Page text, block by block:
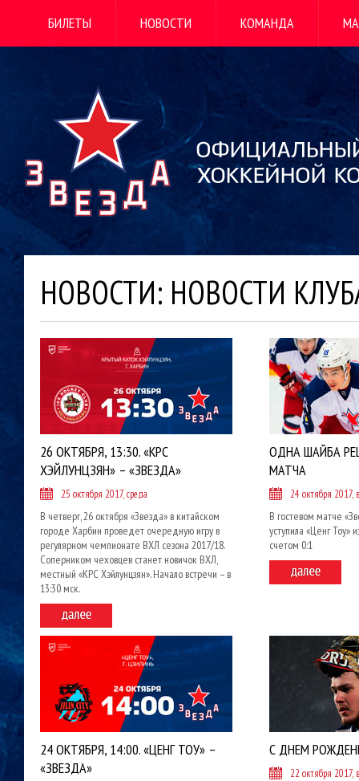
БИЛЕТЫ НОВОСТИ КОМАНДА
НОВОСТИ: НОВОСТИ
26 ОКТЯБРЯ, 13:30. «КРС
ХЭЙЛУНЦЗЯН» – «ЗВЕЗДА»
25 октября 2017, среда
В четверг, 26 октября «Звезда» в китайском
городе Харбин проведет очередную игру в
регулярном чемпионате ВХЛ сезона 2017/18.
Соперником чеховцев станет новичок ВХЛ,
местный «КРС Хэйлунцзян». Начало встречи – в
13:30 мск.
ОДНА ШАЙБА
МАТЧА
24 октября 2017,
В гостевом матче
уступила «Ценг Тоу»
счетом 0:1
24 ОКТЯБРЯ, 14:00. «ЦЕНГ ТОУ» –
«ЗВЕЗДА»
С ДНЕМ
22 октября 2017,